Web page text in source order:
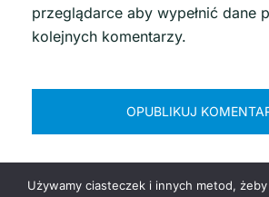
przeglądarce aby wypełnić dane
kolejnych komentarzy.
Używamy ciasteczek i innych metod,